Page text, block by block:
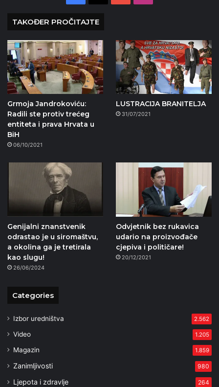
TAKOĐER PROČITAJTE
Grmoja Jandrokoviću:
Radili ste protiv trećeg
entiteta i prava Hrvata u
BiH
06/10/2021
LUSTRACIJA BRANITELJA
31/07/2021
Genijalni znanstvenik
odrastao je u siromaštvu,
a okolina ga je tretirala
kao slugu!
26/06/2024
Odvjetnik bez rukavica
udario na proizvođače
cjepiva i političare!
20/12/2021
Categories
Izbor uredništva 2.562
Video 1.205
Magazin 1.859
Zanimljivosti 980
Ljepota i zdravlje 264